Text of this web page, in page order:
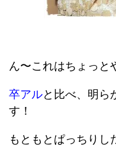
ん〜これはちょっと
卒アルと比べ、明ら
す！
もともとぱっちりし